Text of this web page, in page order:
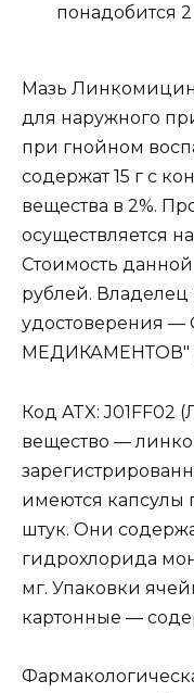
понадобится
Мазь
для наружного
при гнойном
содержат 15 г с
вещества в 2%.
осуществляется
Стоимость данной
рублей. Владелец
удостоверения
МЕДИКАМЕНТОВ"
Код ATX:
вещество —
имеются капсулы
штук. Они
гидрохлорида
мг. Упаковки
картонные —